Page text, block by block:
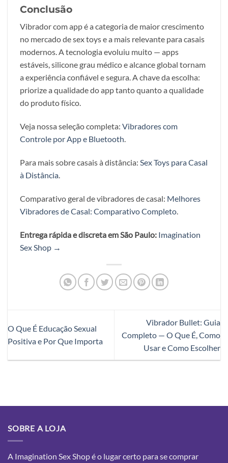
Conclusão
Vibrador com app é a categoria de maior crescimento
no mercado de sex toys e a mais relevante para casais
modernos. A tecnologia evoluiu muito — apps
estáveis, silicone grau médico e alcance global tornam
a experiência confiável e segura. A chave da escolha:
priorize a qualidade do app tanto quanto a qualidade
do produto físico.
Veja nossa seleção completa: Vibradores com
Controle por App e Bluetooth.
Para mais sobre casais à distância: Sex Toys para Casal
à Distância.
Comparativo geral de vibradores de casal: Melhores
Vibradores de Casal: Comparativo Completo.
Entrega rápida e discreta em São Paulo: Imagination
Sex Shop →
O Que É Educação Sexual
Positiva e Por Que Importa
Vibrador Bullet: Guia
Completo — O Que É, Como
Usar e Como Escolher
SOBRE A LOJA
A Imagination Sex Shop é o lugar certo para se comprar